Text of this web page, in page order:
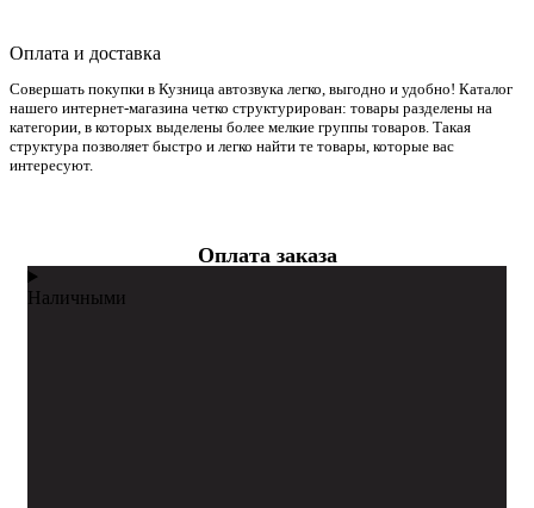
Оплата и доставка
Совершать покупки в Кузница автозвука легко, выгодно и удобно! Каталог
нашего интернет-магазина четко структурирован: товары разделены на
категории, в которых выделены более мелкие группы товаров. Такая
структура позволяет быстро и легко найти те товары, которые вас
интересуют.
Оплата заказа
Наличными